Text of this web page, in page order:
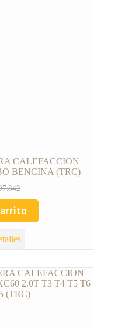
CALEFACCION
BENCINA (TRC)